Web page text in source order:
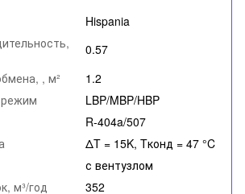
Hispania
0.57
, м²
1.2
LBP/MBP/HBP
R-404a/507
ΔT = 15K, Tконд = 47 °C
с вентузлом
м³/год
352